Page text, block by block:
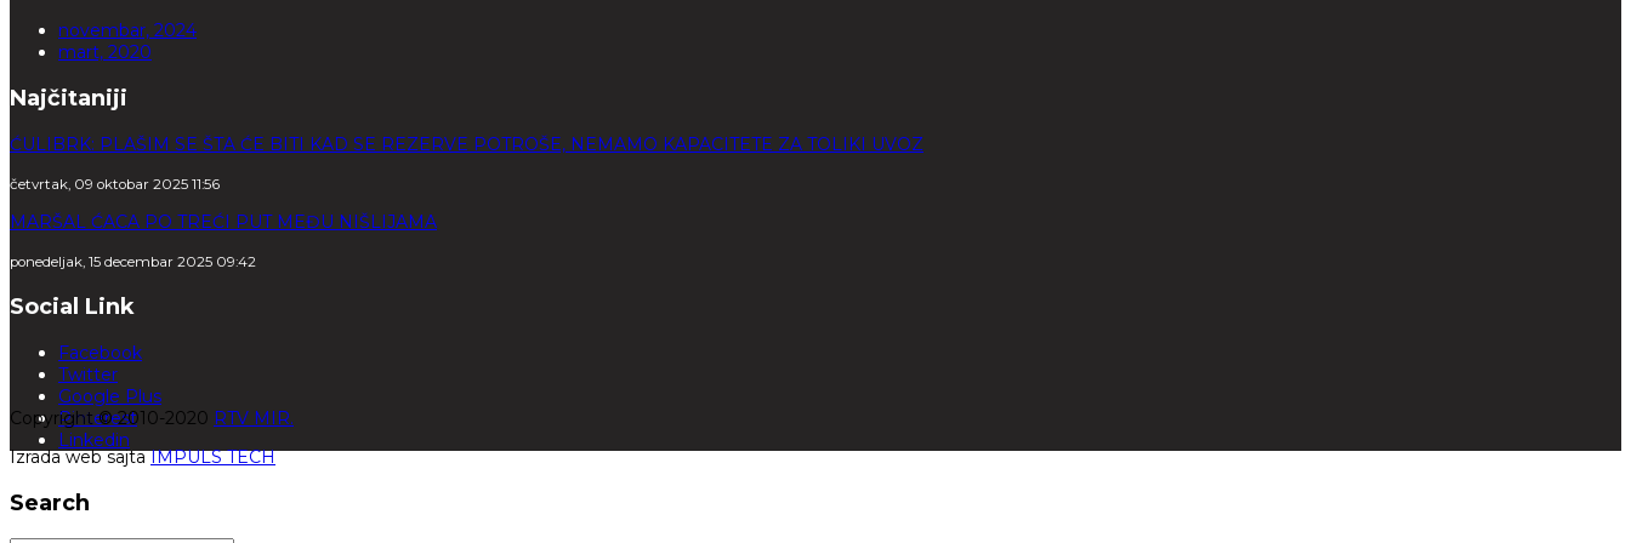
novembar, 2024
mart, 2020
Najčitaniji
ĆULIBRK: PLAŠIM SE ŠTA ĆE BITI KAD SE REZERVE POTROŠE, NEMAMO KAPACITETE ZA TOLIKI UVOZ
četvrtak, 09 oktobar 2025 11:56
MARŠAL ĆACA PO TREĆI PUT MEĐU NIŠLIJAMA
ponedeljak, 15 decembar 2025 09:42
Social Link
Facebook
Twitter
Google Plus
Pinterest
Linkedin
Copyright © 2010-2020 RTV MIR.
Izrada web sajtaIMPULS TECH
Search